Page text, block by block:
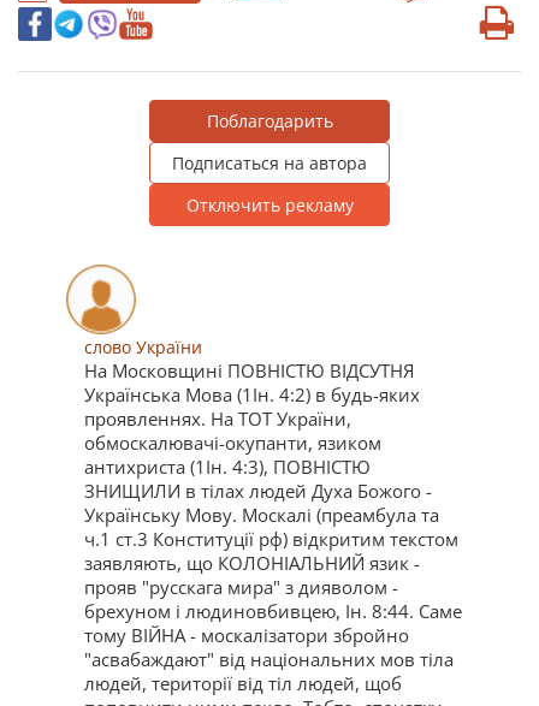
Поблагодарить
Подписаться на автора
Отключить рекламу
слово України
На Московщині ПОВНІСТЮ ВІДСУТНЯ
Українська Мова (1Ін. 4:2) в будь-яких
проявленнях. На ТОТ України,
обмоскалювачі-окупанти, язиком
антихриста (1Ін. 4:3), ПОВНІСТЮ
ЗНИЩИЛИ в тілах людей Духа Божого -
Українську Мову. Москалі (преамбула та
ч.1 ст.3 Конституції рф) відкритим текстом
заявляють, що КОЛОНІАЛЬНИЙ язик -
прояв "русскага мира" з дияволом -
брехуном і людиновбивцею, Ін. 8:44. Саме
тому ВІЙНА - москалізатори збройно
"асвабаждают" від національних мов тіла
людей, території від тіл людей, щоб